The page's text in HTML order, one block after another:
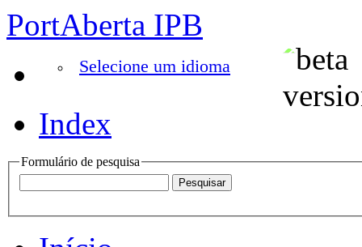
PortAberta IPB
Selecione um idioma
Index
Formulário de pesquisa